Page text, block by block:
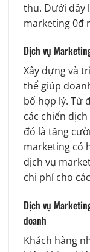
thu. Dưới đây
marketing 0đ
Dịch vụ
Xây dựng và
thể giúp
bố hợp lý. Từ
các chiến
đó là tăng
marketing có
dịch vụ
chi phí cho
Dịch vụ
doanh
Khách hàng